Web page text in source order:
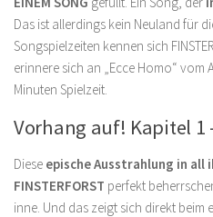
Das ist allerdings kein Neuland für
Songspielzeiten kennen sich
erinnere sich an „Ecce Homo“ vom
Minuten Spielzeit.
Vorhang auf! Kapitel 1
Diese epische Ausstrahlung in
FINSTERFORST perfekt
inne. Und das zeigt sich direkt